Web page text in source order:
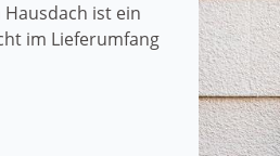
ist ein
im Lieferumfang